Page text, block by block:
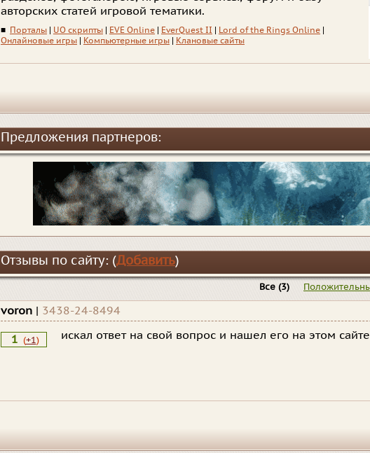
авторских статей игровой тематики.
■ Порталы UO скрипты EVE Online EverQuest II Lord of the Rings Online
Онлайновые игры
Компьютерные игры Клановые сайты
Предложения партнеров:
Отзывы по сайту: (Добавить)
Все (3)
voron | 3438-24-8494
1 (+1) искал ответ на свой вопрос и нашел его на этом